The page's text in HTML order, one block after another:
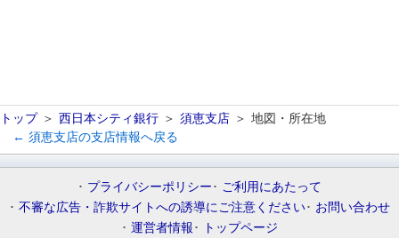
トップ 西日本シティ銀行 須恵支店
地図・所在地
← 須恵支店の支店情報へ戻る
プライバシーポリシー
ご利用にあたって
不審な広告・詐欺サイトへの誘導にご注意ください
お問い合わせ
運営者情報
トップページ